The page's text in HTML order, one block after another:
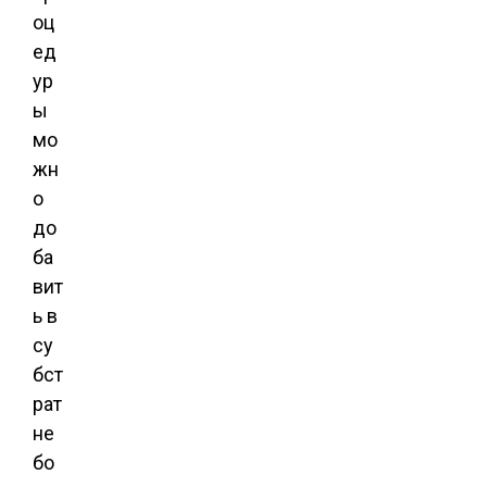
оц
ед
ур
ы
мо
жн
о
до
ба
вит
ь в
су
бст
рат
не
бо